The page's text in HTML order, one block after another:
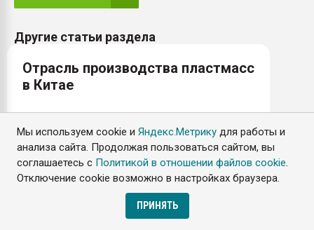
Мы используем cookie иЯндекс.Метрику для работы и
анализа сайта. Продолжая пользоваться сайтом, вы
соглашаетесь с Политикой в отношении файлов cookie.
Отключение cookie возможно в настройках браузера.
ПРИНЯТЬ
Другие статьи раздела
Отрасль производства пластмасс
в Китае
ПОДРОБНЕЕ
Пенополипропилен: свойства и
прогноз спроса